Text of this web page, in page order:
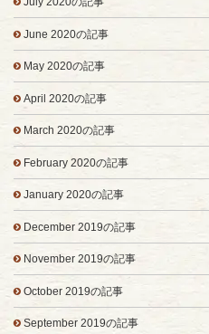
June 2020の記事
May 2020の記事
April 2020の記事
March 2020の記事
February 2020の記事
January 2020の記事
December 2019の記事
November 2019の記事
October 2019の記事
September 2019の記事